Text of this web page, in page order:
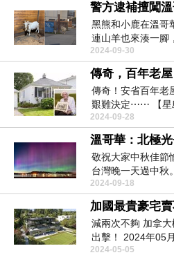
警方逮補擅闖
黑熊和小鹿在溫哥
連山羊也來湊一腳
【星...
2024-09-30
傳奇，百年老屋
傳奇！安省百年老
艱難決定⋯⋯ 【星
省...
2024-09-28
溫哥華：北極
敬祝大家中秋佳節
台灣晚一天過中秋
北極光...
2024-09-18
加國最貴豪宅賣
減兩次不夠 加拿
出擊！ 2024年05
2024-05-05